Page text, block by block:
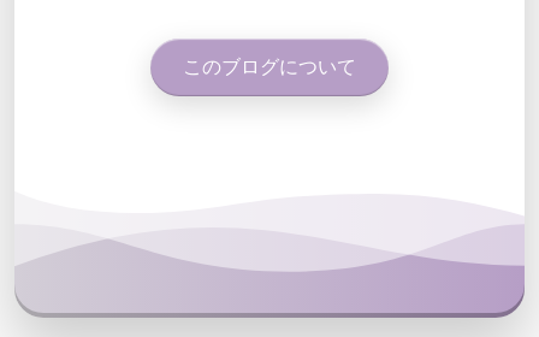
このブログについて